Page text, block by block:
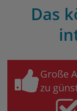
Das
Große
zu